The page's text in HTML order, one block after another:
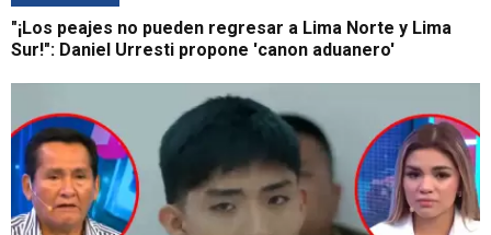
"¡Los peajes no pueden regresar a Lima Norte y Lima
Sur!": Daniel Urresti propone 'canon aduanero'